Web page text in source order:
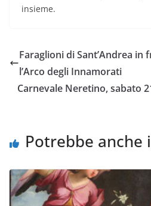
insieme.
Faraglioni di Sant’Andrea
l’Arco degli Innamorati
Carnevale Neretino, sabato
Potrebbe anche